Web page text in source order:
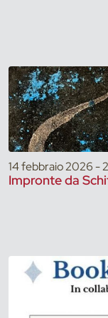
14 febbraio 2026 -
Impronte da